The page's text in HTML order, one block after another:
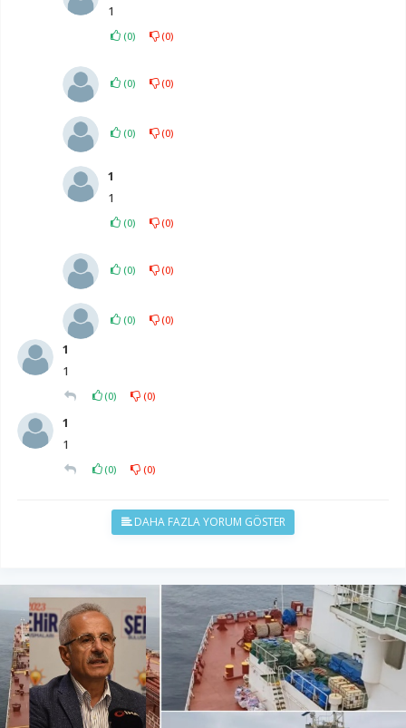
1
(0) (0)
(0) (0)
(0) (0)
1
1
(0) (0)
(0) (0)
(0) (0)
1
1
(0) (0)
1
1
(0) (0)
DAHA FAZLA YORUM GÖSTER